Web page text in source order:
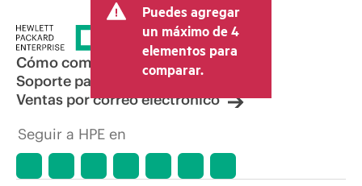
Puedes agregar
un máximo de 4
elementos para
comparar.
Cómo comprar
Soporte para productos
Ventas por correo electrónico
Seguir a HPE en